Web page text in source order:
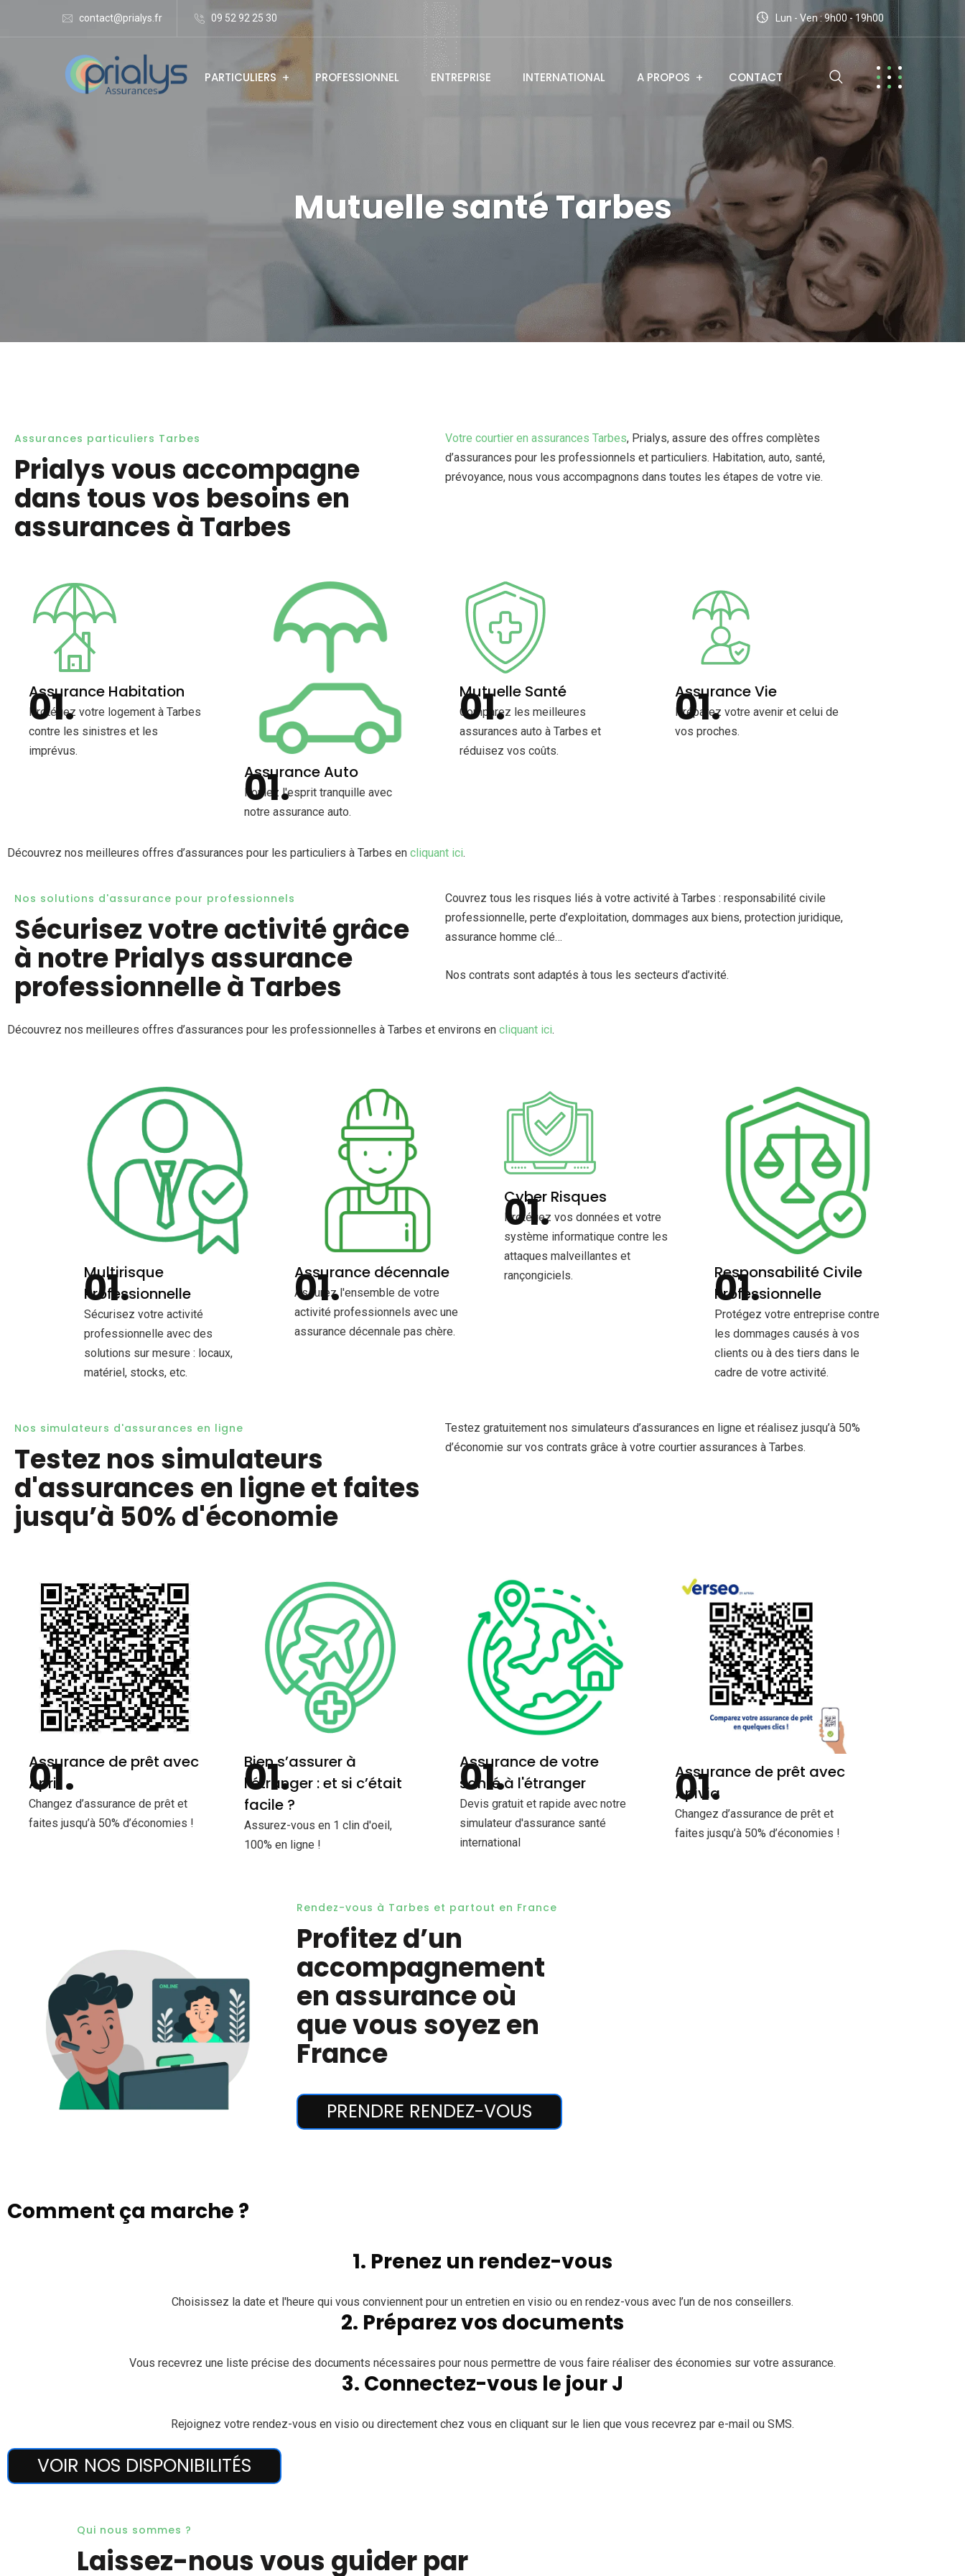
contact@prialys.fr 09 52 92 25 30 Lun - Ven : 9h00 - 19h00
PARTICULIERS PROFESSIONNEL ENTREPRISE INTERNATIONAL A PROPOS CONTACT
Mutuelle santé Tarbes
Assurances particuliers Tarbes
Prialys vous accompagne
dans tous vos besoins en
assurances à Tarbes
Votre courtier en assurances Tarbes, Prialys, assure des offres complètes
d’assurances pour les professionnels et particuliers. Habitation, auto, santé,
prévoyance, nous vous accompagnons dans toutes les étapes de votre vie.
Assurance Habitation
Protégez votre logement à Tarbes
contre les sinistres et les
imprévus.
Assurance Auto
Roulez l'esprit tranquille avec
notre assurance auto.
Mutuelle Santé
Comparez les meilleures
assurances auto à Tarbes et
réduisez vos coûts.
Assurance Vie
Préparez votre avenir et celui de
vos proches.
Découvrez nos meilleures offres d’assurances pour les particuliers à Tarbes en cliquant ici.
Nos solutions d'assurance pour professionnels
Sécurisez votre activité grâce
à notre Prialys assurance
professionnelle à Tarbes
Couvrez tous les risques liés à votre activité à Tarbes : responsabilité civile
professionnelle, perte d’exploitation, dommages aux biens, protection juridique,
assurance homme clé…
Nos contrats sont adaptés à tous les secteurs d’activité.
Découvrez nos meilleures offres d’assurances pour les professionnelles à Tarbes et environs en cliquant ici.
Multirisque
Professionnelle
Sécurisez votre activité
professionnelle avec des
solutions sur mesure : locaux,
matériel, stocks, etc.
Assurance décennale
Assurez l'ensemble de votre
activité professionnels avec une
assurance décennale pas chère.
Cyber Risques
Protégez vos données et votre
système informatique contre les
attaques malveillantes et
rançongiciels.
Responsabilité Civile
Professionnelle
Protégez votre entreprise contre
les dommages causés à vos
clients ou à des tiers dans le
cadre de votre activité.
Nos simulateurs d'assurances en ligne
Testez nos simulateurs
d'assurances en ligne et faites
jusqu’à 50% d'économie
Testez gratuitement nos simulateurs d’assurances en ligne et réalisez jusqu’à 50%
d’économie sur vos contrats grâce à votre courtier assurances à Tarbes.
Assurance de prêt avec
April
Changez d’assurance de prêt et
faites jusqu’à 50% d’économies !
Bien s’assurer à
l’étranger : et si c’était
facile ?
Assurez-vous en 1 clin d'oeil,
100% en ligne !
Assurance de votre
santé à l'étranger
Devis gratuit et rapide avec notre
simulateur d'assurance santé
international
Assurance de prêt avec
Apivia
Changez d’assurance de prêt et
faites jusqu’à 50% d’économies !
Rendez-vous à Tarbes et partout en France
Profitez d’un
accompagnement
en assurance où
que vous soyez en
France
PRENDRE RENDEZ-VOUS
Comment ça marche ?
1. Prenez un rendez-vous
Choisissez la date et l'heure qui vous conviennent pour un entretien en visio ou en rendez-vous avec l’un de nos conseillers.
2. Préparez vos documents
Vous recevrez une liste précise des documents nécessaires pour nous permettre de vous faire réaliser des économies sur votre assurance.
3. Connectez-vous le jour J
Rejoignez votre rendez-vous en visio ou directement chez vous en cliquant sur le lien que vous recevrez par e-mail ou SMS.
VOIR NOS DISPONIBILITÉS
Qui nous sommes ?
Laissez-nous vous guider par